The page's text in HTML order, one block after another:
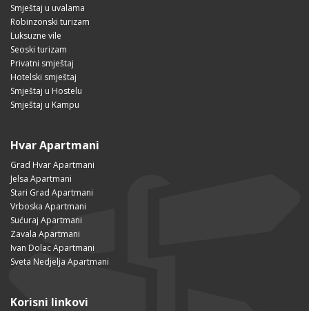
Smještaj u uvalama
Robinzonski turizam
Luksuzne vile
Seoski turizam
Privatni smještaj
Hotelski smještaj
Smještaj u Hostelu
Smještaj u Kampu
Hvar Apartmani
Grad Hvar Apartmani
Jelsa Apartmani
Stari Grad Apartmani
Vrboska Apartmani
Sućuraj Apartmani
Zavala Apartmani
Ivan Dolac Apartmani
Sveta Nedjelja Apartmani
Korisni linkovi